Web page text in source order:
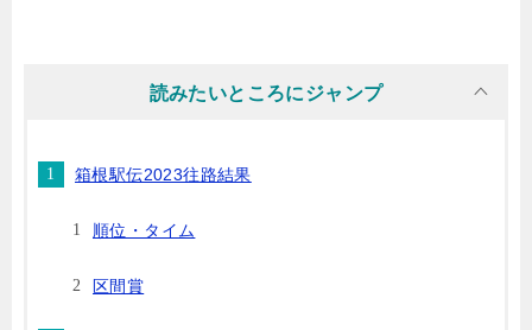
読みたいところにジャンプ
箱根駅伝2023往路結果
順位・タイム
区間賞